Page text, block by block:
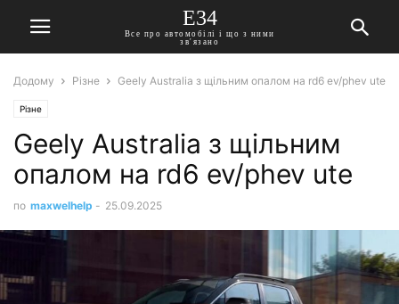
E34
Все про автомобілі і що з ними
зв'язано
Додому Різне Geely Australia з щільним опалом на rd6 ev/phev ute
Різне
Geely Australia з щільним
опалом на rd6 ev/phev ute
по maxwelhelp - 25.09.2025